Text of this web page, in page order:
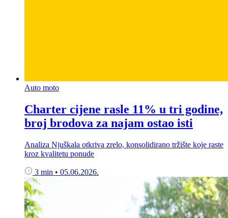
Auto moto
Charter cijene rasle 11% u tri godine,
broj brodova za najam ostao isti
Analiza Njuškala otkriva zrelo, konsolidirano tržište koje raste
kroz kvalitetu ponude
3 min • 05.06.2026.